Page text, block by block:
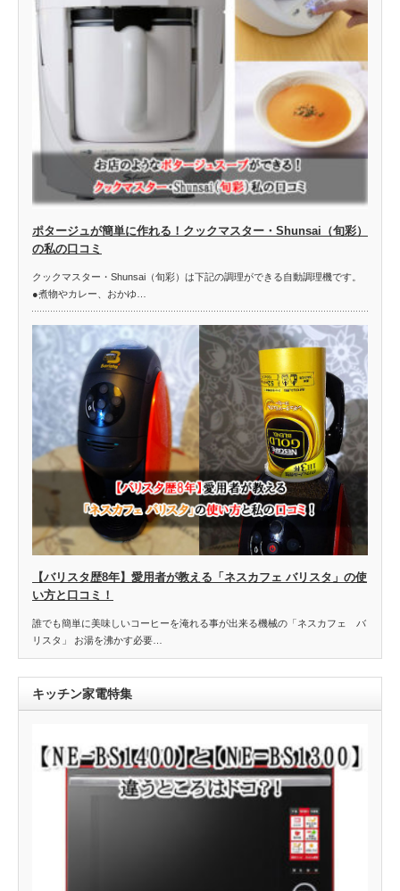
ポタージュが簡単に作れる！クックマスター・Shunsai（旬彩）
の私の口コミ
クックマスター・Shunsai（旬彩）は下記の調理ができる自動調理機です。
●煮物やカレー、おかゆ…
【バリスタ歴8年】愛用者が教える「ネスカフェ バリスタ」の使
い方と口コミ！
誰でも簡単に美味しいコーヒーを淹れる事が出来る機械の「ネスカフェ バ
リスタ」 お湯を沸かす必要…
キッチン家電特集